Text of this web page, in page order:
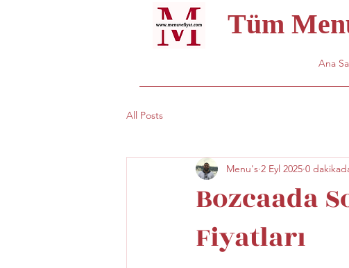
Tüm
Ana
All Posts
Bozcaada
Fiyatları
Menu's 2 Eyl 2025 0